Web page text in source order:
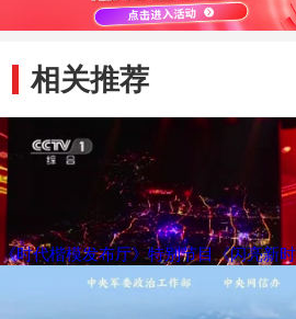
相关推荐
《时代楷模发布厅》特别节目《闪亮新